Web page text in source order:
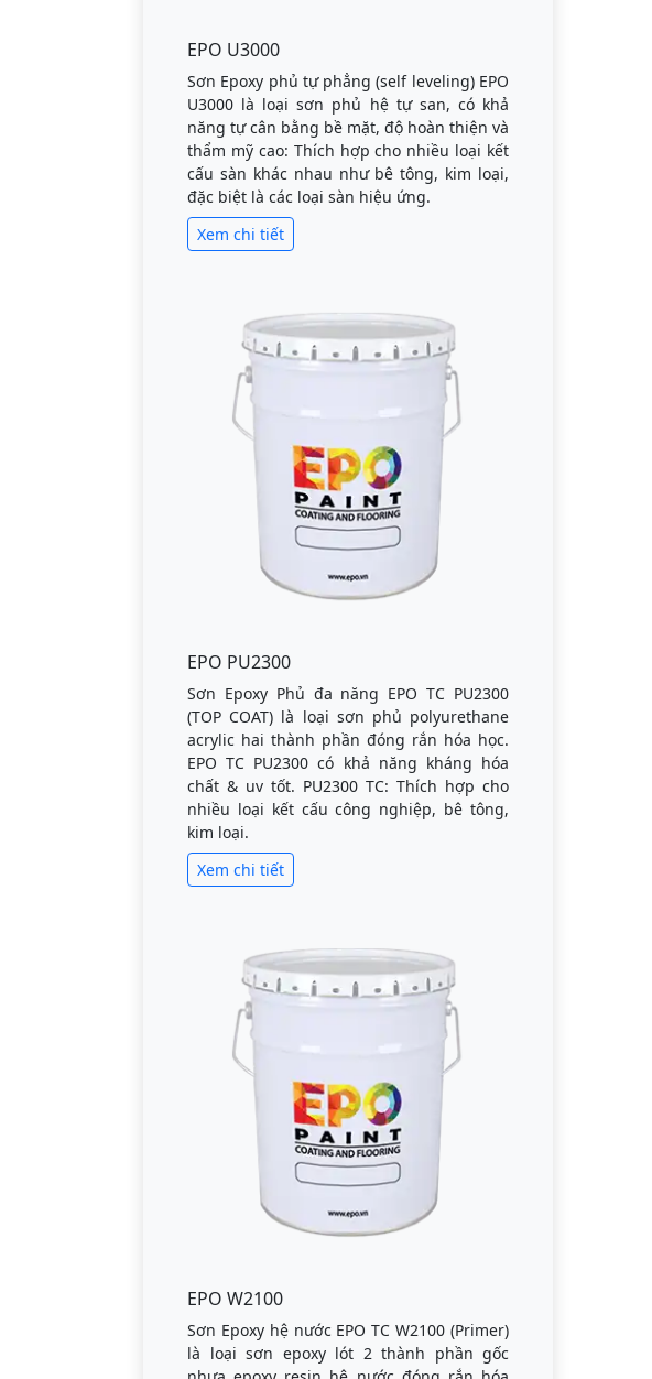
EPO U3000
Sơn Epoxy phủ tự phẳng (self leveling) EPO
U3000 là loại sơn phủ hệ tự san, có khả
năng tự cân bằng bề mặt, độ hoàn thiện và
thẩm mỹ cao: Thích hợp cho nhiều loại kết
cấu sàn khác nhau như bê tông, kim loại,
đặc biệt là các loại sàn hiệu ứng.
Xem chi tiết
EPO PU2300
Sơn Epoxy Phủ đa năng EPO TC PU2300
(TOP COAT) là loại sơn phủ polyurethane
acrylic hai thành phần đóng rắn hóa học.
EPO TC PU2300 có khả năng kháng hóa
chất & uv tốt. PU2300 TC: Thích hợp cho
nhiều loại kết cấu công nghiệp, bê tông,
kim loại.
Xem chi tiết
EPO W2100
Sơn Epoxy hệ nước EPO TC W2100 (Primer)
là loại sơn epoxy lót 2 thành phần gốc